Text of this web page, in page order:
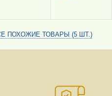
ПОХОЖИЕ ТОВАРЫ (5 ШТ.)